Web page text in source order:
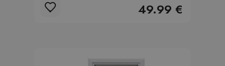
49.99 €